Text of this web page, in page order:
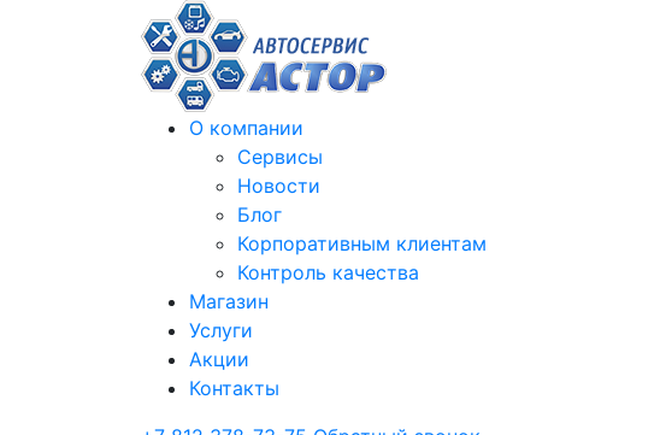
О компании
Сервисы
Новости
Блог
Корпоративным клиентам
Контроль качества
Магазин
Услуги
Акции
Контакты